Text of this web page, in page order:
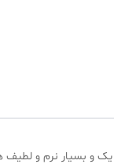
یک و بسیار نرم و